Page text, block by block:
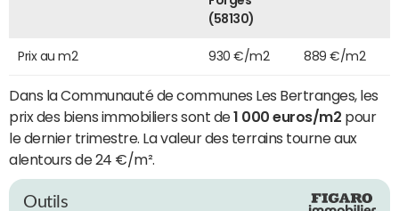
(58130)
Prix au m2 930 €/m2 889 €/m2
Dans la Communauté de communes Les Bertranges, les
prix des biens immobiliers sont de1 000 euros/m2 pour
le dernier trimestre. La valeur des terrains tourne aux
alentours de 24 €/m².
Outils